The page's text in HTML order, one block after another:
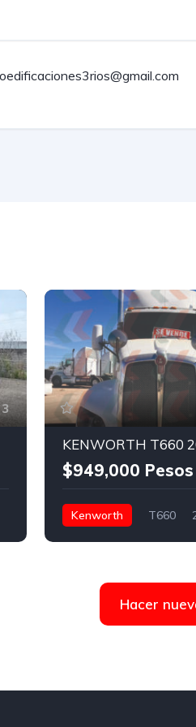
3
KENWORTH T660
$949,000 Pesos
Kenworth T660
C. Ninguno 894, 21383
Hacer